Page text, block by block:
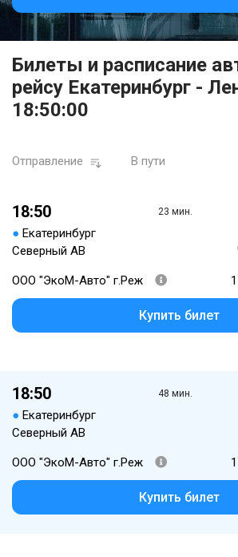
Билеты и расписание
рейсу Екатеринбург -
18:50:00
Отправление В пути
18:50
● Екатеринбург
Северный АВ
23 мин.
ООО "ЭкоМ-Авто" г.Реж
Купить билет
18:50
● Екатеринбург
Северный АВ
48 мин.
ООО "ЭкоМ-Авто" г.Реж
Купить билет